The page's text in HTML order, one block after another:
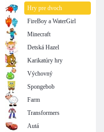
Hry pre dvoch
FireBoy a WaterGirl
Minecraft
Detská Hazel
Karikatúry hry
Výchovný
Spongebob
Farm
Transformers
Autá